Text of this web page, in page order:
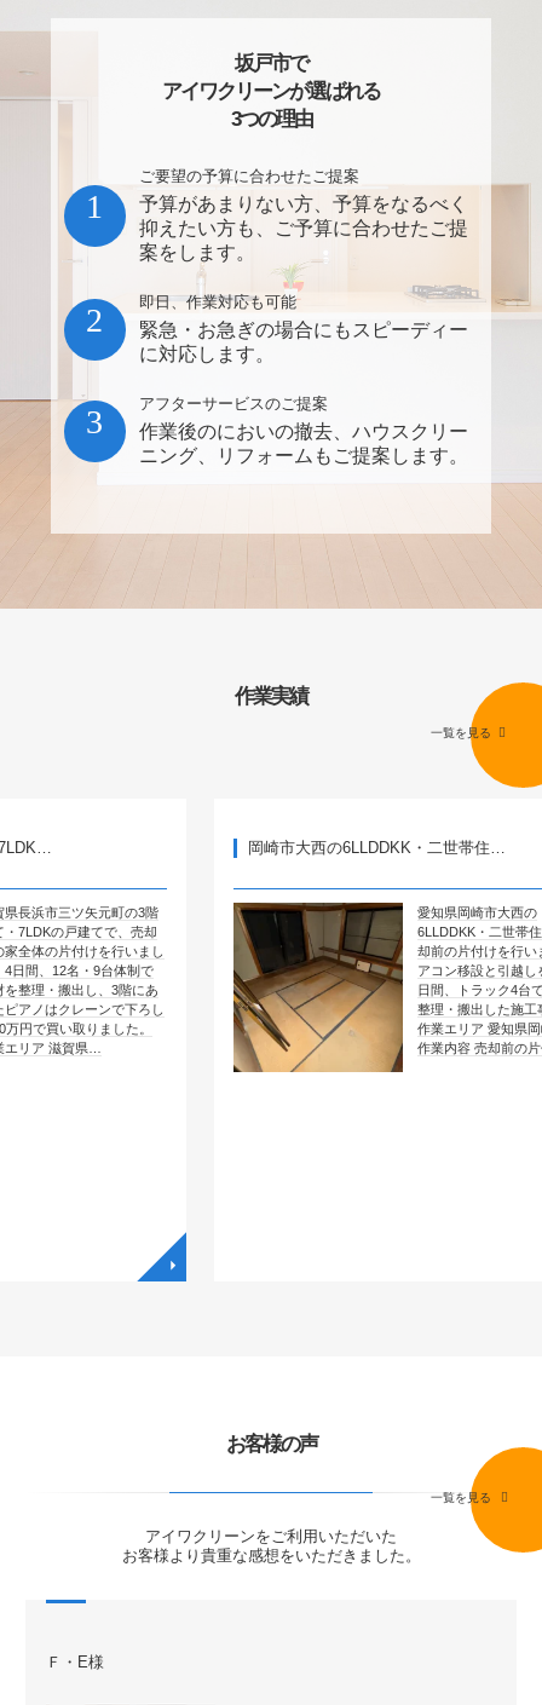
坂戸市で
アイワクリーンが選ばれる
3つの理由
ご要望の予算に合わせたご提案
予算があまりない方、予算をなるべく
抑えたい方も、ご予算に合わせたご提
案をします。
1
即日、作業対応も可能
緊急・お急ぎの場合にもスピーディー
に対応します。
2
アフターサービスのご提案
作業後のにおいの撤去、ハウスクリー
ニング、リフォームもご提案します。
3
作業実績
一覧を見る
矢元町の3階
建てで、売却
けを行いまし
・9台体制で
し、3階にあ
ーンで下ろし
りました。
県…
岡崎市大西の6LLDDKK・二世帯住…
愛知県岡崎市大西の
6LLDDKK・二世帯住宅で、売
却前の片付けを行いました。エ
アコン移設と引越しを含めて4
日間、トラック4台で全部屋を
整理・搬出した施工事例です。
作業エリア 愛知県岡崎市大西
作業内容 売却前の片付け …
お客様の声
アイワクリーンをご利用いただいた
お客様より貴重な感想をいただきました。
一覧を見る
Ｆ・E様